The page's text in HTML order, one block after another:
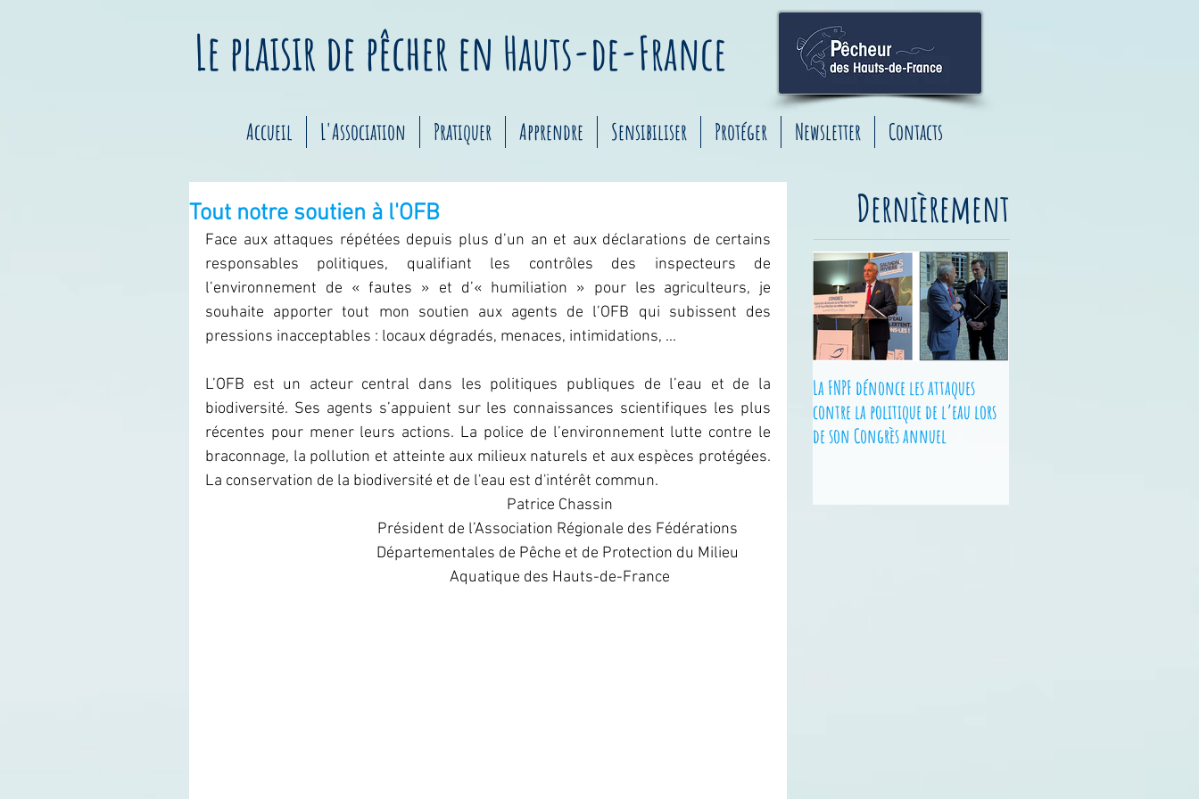
Le plaisir de pêcher en Hauts-de-France
Accueil L'Association Pratiquer Apprendre Sensibiliser Protéger Newsletter Contacts
Tout notre soutien à l'OFB
Face aux attaques répétées depuis plus d’un an et aux déclarations de certains
responsables politiques, qualifiant les contrôles des inspecteurs de
l’environnement de « fautes » et d’« humiliation » pour les agriculteurs, je
souhaite apporter tout mon soutien aux agents de l’OFB qui subissent des
pressions inacceptables : locaux dégradés, menaces, intimidations, …
L’OFB est un acteur central dans les politiques publiques de l’eau et de la
biodiversité. Ses agents s’appuient sur les connaissances scientifiques les plus
récentes pour mener leurs actions. La police de l’environnement lutte contre le
braconnage, la pollution et atteinte aux milieux naturels et aux espèces protégées.
La conservation de la biodiversité et de l'eau est d'intérêt commun.
Patrice Chassin
Président de l’Association Régionale des Fédérations
Départementales de Pêche et de Protection du Milieu
Aquatique des Hauts-de-France
Dernièrement
La FNPF dénonce les attaques
contre la politique de l’eau lors
de son Congrès annuel